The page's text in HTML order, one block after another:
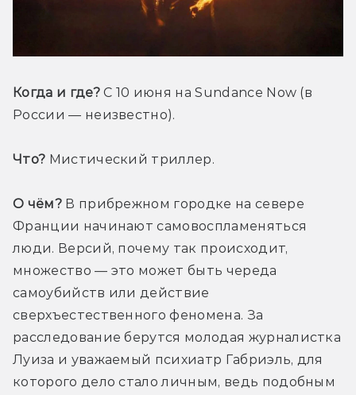
Когда и где? С 10 июня на Sundance Now (в
России — неизвестно).
Что? Мистический триллер.
О чём? В прибрежном городке на севере
Франции начинают самовоспламеняться
люди. Версий, почему так происходит,
множество — это может быть череда
самоубийств или действие
сверхъестественного феномена. За
расследование берутся молодая журналистка
Луиза и уважаемый психиатр Габриэль, для
которого дело стало личным, ведь подобным